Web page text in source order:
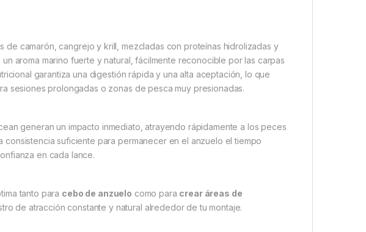
de camarón, cangrejo y krill, mezcladas con proteínas hidrolizadas y
aroma marino fuerte y natural, fácilmente reconocible por las carpas
garantiza una digestión rápida y una alta aceptación, lo que
sesiones prolongadas o zonas de pesca muy presionadas.
generan un impacto inmediato, atrayendo rápidamente a los peces
consistencia suficiente para permanecer en el anzuelo el tiempo
en cada lance.
tanto para cebo de anzuelo como para crear áreas de
de atracción constante y natural alrededor de tu montaje.